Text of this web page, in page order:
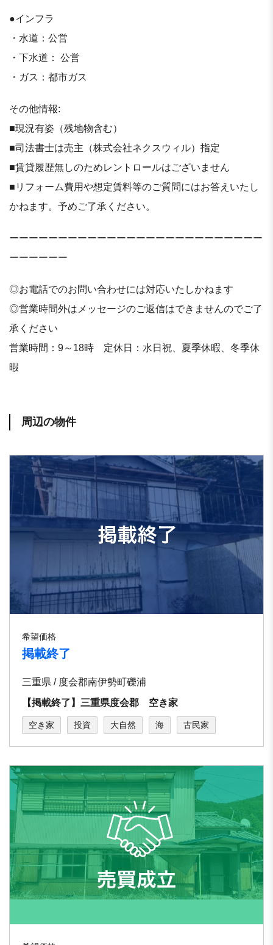
●インフラ
・水道：公営
・下水道： 公営
・ガス：都市ガス
その他情報:
■現況有姿（残地物含む）
■司法書士は売主（株式会社ネクスウィル）指定
■賃貸履歴無しのためレントロールはございません
■リフォーム費用や想定賃料等のご質問にはお答えいたし
かねます。予めご了承ください。
ーーーーーーーーーーーーーーーーーーーーーーーーーー
ーーーーーー
◎お電話でのお問い合わせには対応いたしかねます
◎営業時間外はメッセージのご返信はできませんのでご了
承ください
営業時間：9～18時 定休日：水日祝、夏季休暇、冬季休
暇
周辺の物件
希望価格
掲載終了
三重県 / 度会郡南伊勢町礫浦
【掲載終了】三重県度会郡 空き家
空き家 投資 大自然 海 古民家